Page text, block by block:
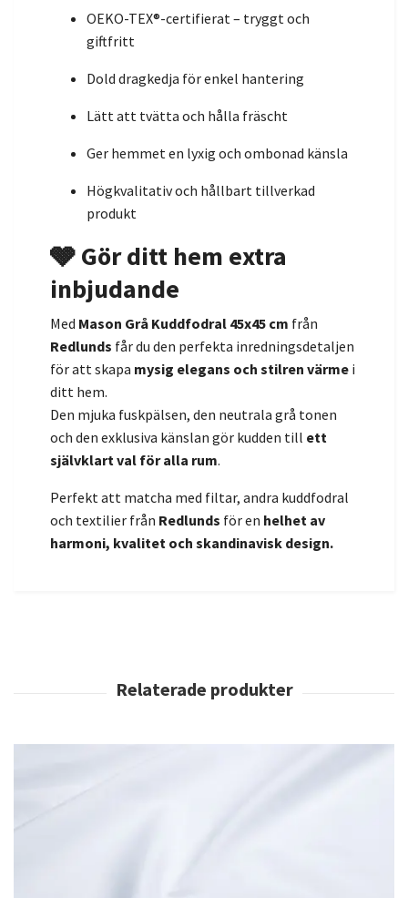
OEKO-TEX®-certifierat – tryggt och
giftfritt
Dold dragkedja för enkel hantering
Lätt att tvätta och hålla fräscht
Ger hemmet en lyxig och ombonad känsla
Högkvalitativ och hållbart tillverkad
produkt
🩶 Gör ditt hem extra
inbjudande
Med Mason Grå Kuddfodral 45x45 cm från
Redlunds får du den perfekta inredningsdetaljen
för att skapa mysig elegans och stilren värme i
ditt hem.
Den mjuka fuskpälsen, den neutrala grå tonen
och den exklusiva känslan gör kudden till ett
självklart val för alla rum.
Perfekt att matcha med filtar, andra kuddfodral
och textilier från Redlunds för en helhet av
harmoni, kvalitet och skandinavisk design.